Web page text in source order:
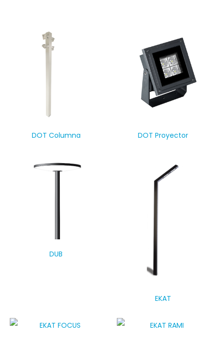
DOT Columna DOT Proyector
DUB
EKAT